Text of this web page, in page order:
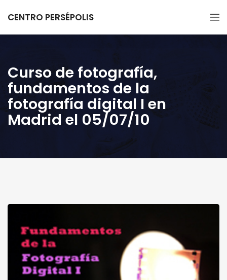
CENTRO PERSÉPOLIS
Curso de fotografía,
fundamentos de la
fotografía digital I en
Madrid el 05/07/10